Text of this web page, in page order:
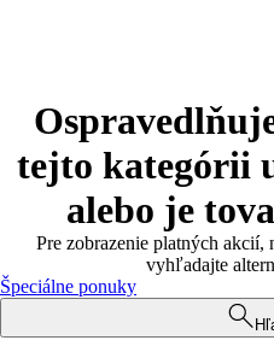
tejto kategórii
alebo je
Pre zobrazenie platných akcií,
vyhľadajte
Špeciálne ponuky